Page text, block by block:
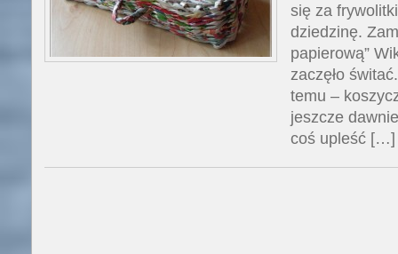
się za
dziedzinę.
papierową”
zaczęło
temu –
jeszcze
coś upleść […]